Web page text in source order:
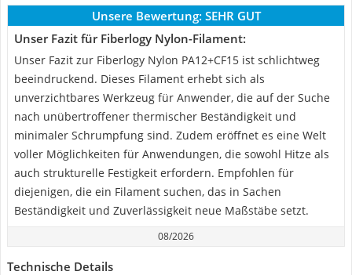
Unsere Bewertung: SEHR GUT
Unser Fazit für Fiberlogy Nylon-Filament:
Unser Fazit zur Fiberlogy Nylon PA12+CF15 ist schlichtweg
beeindruckend. Dieses Filament erhebt sich als
unverzichtbares Werkzeug für Anwender, die auf der Suche
nach unübertroffener thermischer Beständigkeit und
minimaler Schrumpfung sind. Zudem eröffnet es eine Welt
voller Möglichkeiten für Anwendungen, die sowohl Hitze als
auch strukturelle Festigkeit erfordern. Empfohlen für
diejenigen, die ein Filament suchen, das in Sachen
Beständigkeit und Zuverlässigkeit neue Maßstäbe setzt.
08/2026
Technische Details